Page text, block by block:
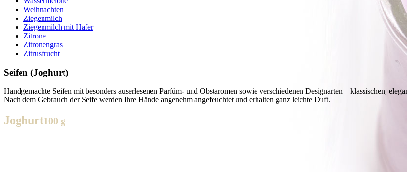
Weihnachten
Ziegenmilch
Ziegenmilch mit Hafer
Zitrone
Zitronengras
Zitrusfrucht
Seifen (Joghurt)
Handgemachte Seifen mit besonders auserlesenen Parfüm- und Obstaromen sowie verschiedenen Designarten – klassischen,
Nach dem Gebrauch der Seife werden Ihre Hände angenehm angefeuchtet und erhalten ganz leichte Duft.
Joghurt100 g